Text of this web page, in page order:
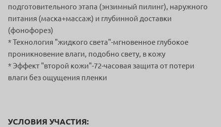
подготовительного этапа (энзимный пилинг), наружного
питания (маска+массаж) и глубинной доставки
(фонофорез)
* Технология "жидкого света"-мгновенное глубокое
проникновение влаги, подобно свету, в кожу
* Эффект "второй кожи"-72-часовая защита от потери
влаги без ощущения пленки
УСЛОВИЯ УЧАСТИЯ: